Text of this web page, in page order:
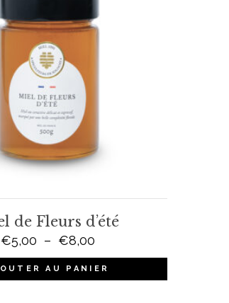
de Fleurs d’été
€5,00 – €8,00
de
prix :
AU PANIER